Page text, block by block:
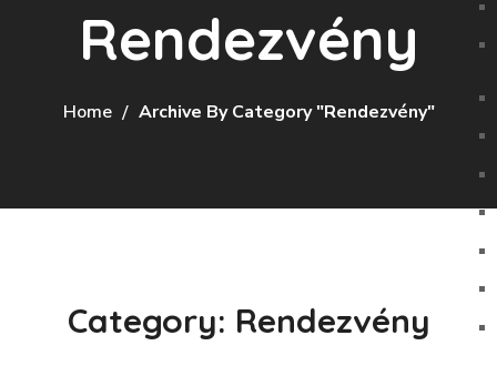
Rendezvény
Home Archive By Category "Rendezvény"
Category: Rendezvény